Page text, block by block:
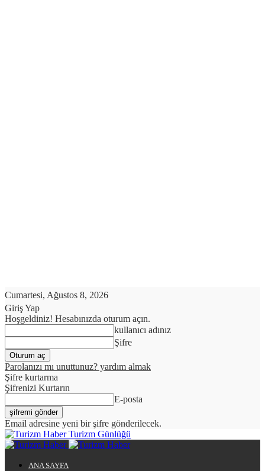
Cumartesi, Ağustos 8, 2026
Giriş Yap
Hoşgeldiniz! Hesabınızda oturum açın.
kullanıcı adınız
Şifre
Parolanızı mı unuttunuz? yardım almak
Şifre kurtarma
Şifrenizi Kurtarın
E-posta
Email adresine yeni bir şifre gönderilecek.
Turizm Günlüğü
ANA SAYFA